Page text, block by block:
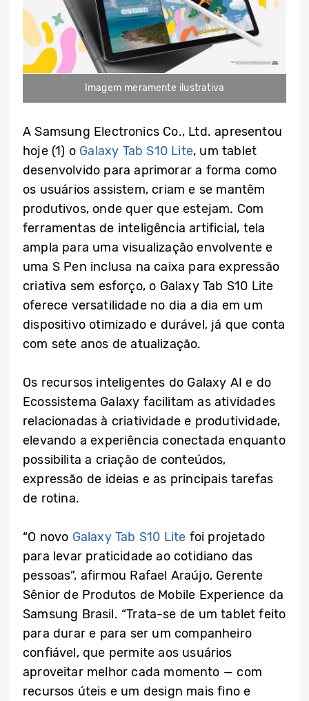
Imagem meramente ilustrativa
A Samsung Electronics Co., Ltd. apresentou
hoje (1) o Galaxy Tab S10 Lite, um tablet
desenvolvido para aprimorar a forma como
os usuários assistem, criam e se mantêm
produtivos, onde quer que estejam. Com
ferramentas de inteligência artificial, tela
ampla para uma visualização envolvente e
uma S Pen inclusa na caixa para expressão
criativa sem esforço, o Galaxy Tab S10 Lite
oferece versatilidade no dia a dia em um
dispositivo otimizado e durável, já que conta
com sete anos de atualização.
Os recursos inteligentes do Galaxy AI e do
Ecossistema Galaxy facilitam as atividades
relacionadas à criatividade e produtividade,
elevando a experiência conectada enquanto
possibilita a criação de conteúdos,
expressão de ideias e as principais tarefas
de rotina.
“O novo Galaxy Tab S10 Lite foi projetado
para levar praticidade ao cotidiano das
pessoas”, afirmou Rafael Araújo, Gerente
Sênior de Produtos de Mobile Experience da
Samsung Brasil. “Trata-se de um tablet feito
para durar e para ser um companheiro
confiável, que permite aos usuários
aproveitar melhor cada momento — com
recursos úteis e um design mais fino e